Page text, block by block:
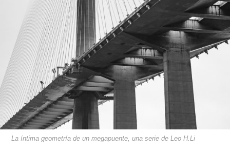
La íntima geometría de un megapuente, una serie de Leo H.Li